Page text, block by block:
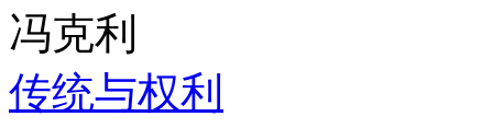
冯克利
传统与权利